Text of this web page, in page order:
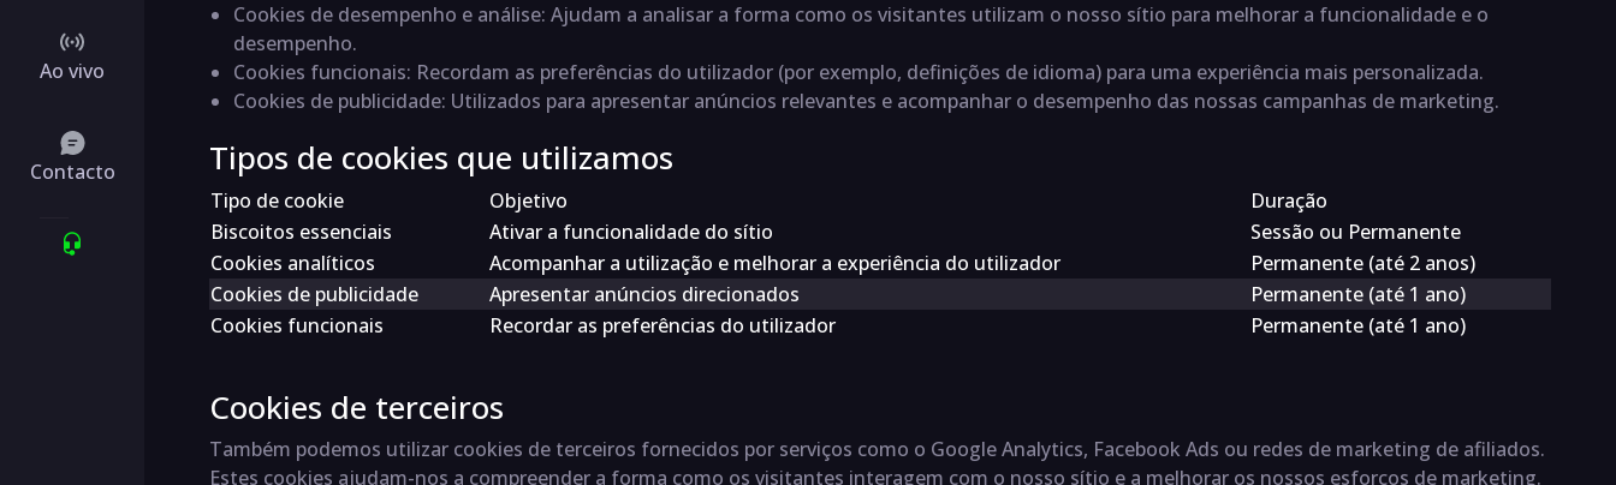
Ao vivo
Contacto
Cookies de desempenho e análise: Ajudam a analisar a forma como os visitantes utilizam o nosso sítio para melhorar a funcionalidade e o
desempenho.
Cookies funcionais: Recordam as preferências do utilizador (por exemplo, definições de idioma) para uma experiência mais personalizada.
Cookies de publicidade: Utilizados para apresentar anúncios relevantes e acompanhar o desempenho das nossas campanhas de marketing.
Tipos de cookies que utilizamos
Tipo de cookie Objetivo
Duração
Biscoitos essenciais
Ativar a funcionalidade do sítio
Sessão ou Permanente
Cookies analíticos
Acompanhar a utilização e melhorar a experiência do utilizador
Permanente (até 2 anos)
Cookies de publicidade
Apresentar anúncios direcionados
Permanente (até 1 ano)
Cookies funcionais
Recordar as preferências do utilizador Permanente (até 1 ano)
Cookies de terceiros
Também podemos utilizar cookies de terceiros fornecidos por serviços como o Google Analytics, Facebook Ads ou redes de marketing de afiliados.
Estes cookies ajudam-nos a compreender a forma como os visitantes interagem com o nosso sítio e a melhorar os nossos esforços de marketing.